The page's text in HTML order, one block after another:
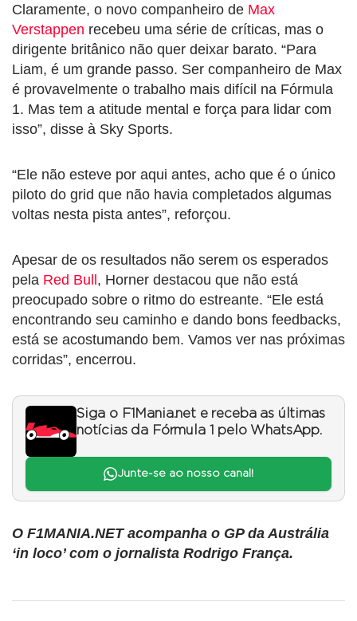
Claramente, o novo companheiro de Max
Verstappen recebeu uma série de críticas, mas o
dirigente britânico não quer deixar barato. “Para
Liam, é um grande passo. Ser companheiro de Max
é provavelmente o trabalho mais difícil na Fórmula
1. Mas tem a atitude mental e força para lidar com
isso”, disse à Sky Sports.
“Ele não esteve por aqui antes, acho que é o único
piloto do grid que não havia completados algumas
voltas nesta pista antes”, reforçou.
Apesar de os resultados não serem os esperados
pela Red Bull , Horner destacou que não está
preocupado sobre o ritmo do estreante. “Ele está
encontrando seu caminho e dando bons feedbacks,
está se acostumando bem. Vamos ver nas próximas
corridas”, encerrou.
Siga o F1Mania.net e receba as últimas
notícias da Fórmula 1 pelo WhatsApp.
Junte-se ao nosso canal!
O F1MANIA.NET acompanha o GP da Austrália
‘in loco’ com o jornalista Rodrigo França.